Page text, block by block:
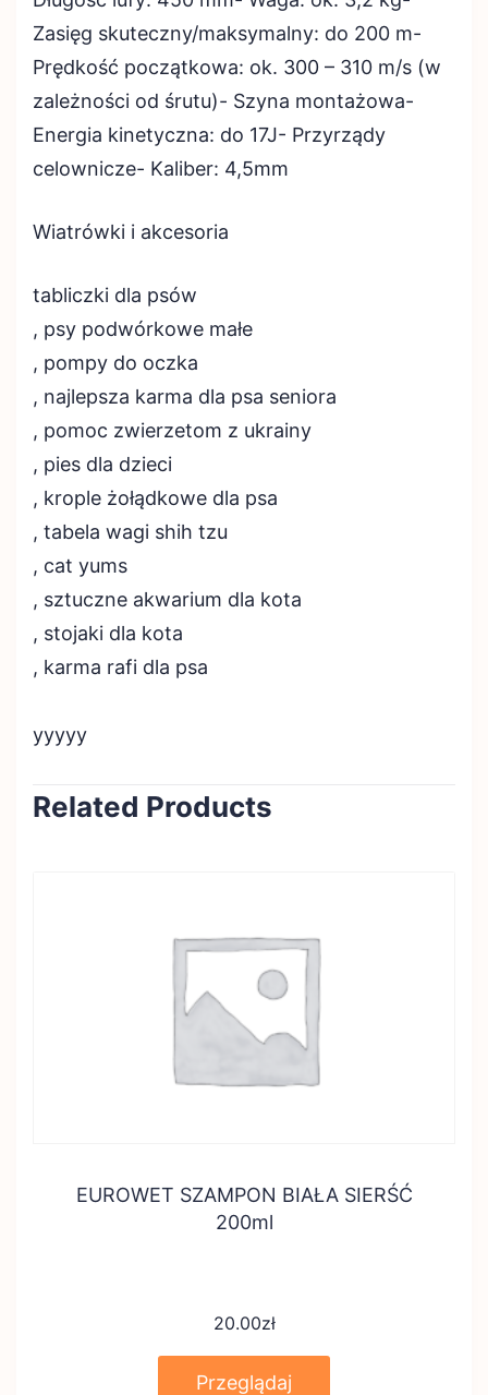
Zasięg skuteczny/maksymalny: do 200 m-
Prędkość początkowa: ok. 300 – 310 m/s (w
zależności od śrutu)- Szyna montażowa-
Energia kinetyczna: do 17J- Przyrządy
celownicze- Kaliber: 4,5mm
Wiatrówki i akcesoria
tabliczki dla psów
, psy podwórkowe małe
, pompy do oczka
, najlepsza karma dla psa seniora
, pomoc zwierzetom z ukrainy
, pies dla dzieci
, krople żołądkowe dla psa
, tabela wagi shih tzu
, cat yums
, sztuczne akwarium dla kota
, stojaki dla kota
, karma rafi dla psa
yyyyy
Related Products
EUROWET SZAMPON BIAŁA SIERŚĆ
200ml
20.00zł
Przeglądaj